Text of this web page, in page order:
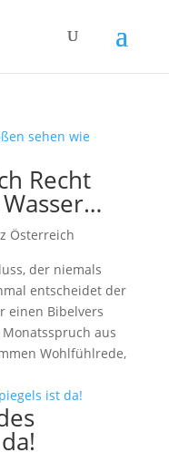
Recht
Österreich
der niemals
entscheidet der
einen Bibelvers
aus
Wohlfühlrede,